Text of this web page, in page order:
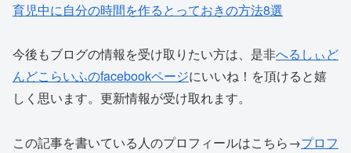
育児中に自分の時間を作るとっておきの方法8選
今後もブログの情報を受け取りたい方は、是非へるしぃど
んどこらいふのfacebookページにいいね！を頂けると嬉
しく思います。更新情報が受け取れます。
この記事を書いている人のプロフィールはこちら→プロフ